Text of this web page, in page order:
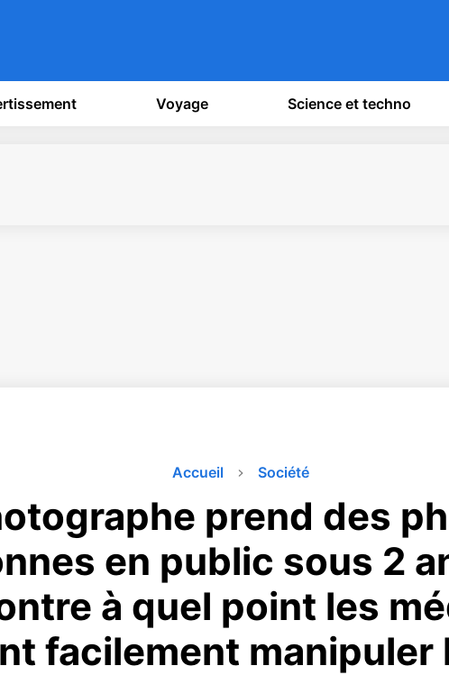
Voyage Science et techno
Accueil Société
prend des
en public sous 2
à quel point les
facilement manipuler